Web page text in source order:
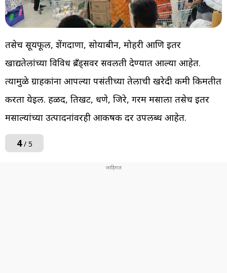
तसेच सूर्यफूल, शेंगदाणा, सोयाबीन, मोहरी आणि इतर
खाद्यतेलांच्या विविध ब्रँड्सवर सवलती देण्यात आल्या आहेत.
त्यामुळे ग्राहकांना आपल्या पसंतीच्या तेलाची खरेदी कमी किमतीत
करता येईल. हळद, तिखट, धणे, जिरे, गरम मसाला तसेच इतर
मसाल्यांच्या उत्पादनांवरही आकर्षक दर उपलब्ध आहेत.
4/ 5